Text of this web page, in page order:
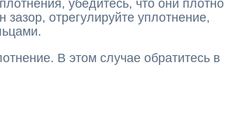
убедитесь, что они плотно
отрегулируйте уплотнение,
В этом случае обратитесь в